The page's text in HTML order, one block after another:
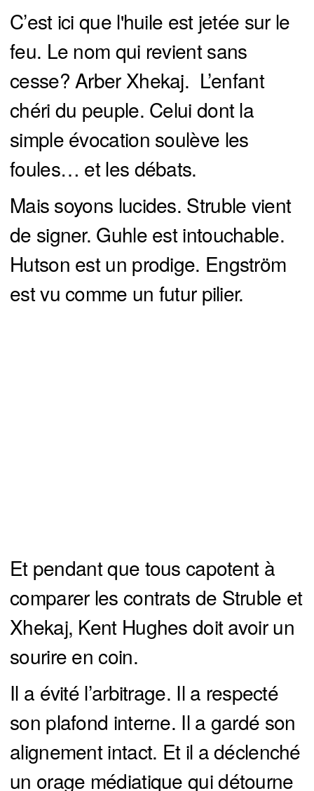
C’est ici que l'huile est jetée sur le
feu. Le nom qui revient sans
cesse? Arber Xhekaj. L’enfant
chéri du peuple. Celui dont la
simple évocation soulève les
foules… et les débats.
Mais soyons lucides. Struble vient
de signer. Guhle est intouchable.
Hutson est un prodige. Engström
est vu comme un futur pilier.
Et pendant que tous capotent à
comparer les contrats de Struble et
Xhekaj, Kent Hughes doit avoir un
sourire en coin.
Il a évité l’arbitrage. Il a respecté
son plafond interne. Il a gardé son
alignement intact. Et il a déclenché
un orage médiatique qui détourne